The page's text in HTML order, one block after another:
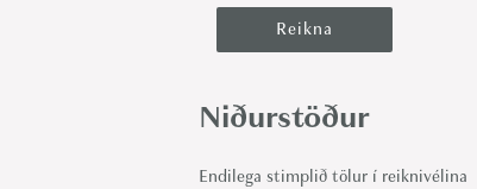
Niðurstöður
Endilega stimplið tölur í reiknivélina